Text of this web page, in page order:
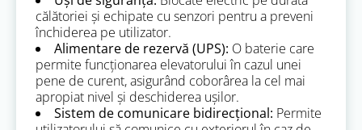
călătoriei și echipate cu senzori pentru a preveni
închiderea pe utilizator.
Alimentare de rezervă (UPS): O baterie care
permite funcționarea elevatorului în cazul unei
pene de curent, asigurând coborârea la cel mai
apropiat nivel și deschiderea ușilor.
Sistem de comunicare bidirecțional: Permite